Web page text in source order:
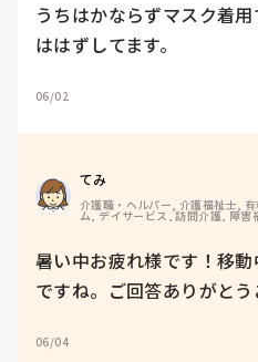
うちはかならずマスク着
ははずしてます。
06/02
てみ
介護職・ヘルパー, 介護福祉士,
ム, デイサービス, 訪問介護, 障害
暑い中お疲れ様です！移
ですね。ご回答ありがとう
06/04